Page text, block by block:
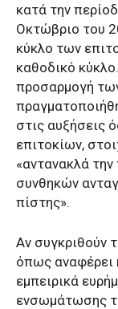
κατά την
Οκτώβριο του
κύκλο των
καθοδικό
προσαρμογή
στις αυξήσεις
επιτοκίων,
«αντανακλά
συνθηκών
πίστης».
Αν συγκριθούν
όπως αναφέρει
εμπειρικά
ενσωμάτωσης